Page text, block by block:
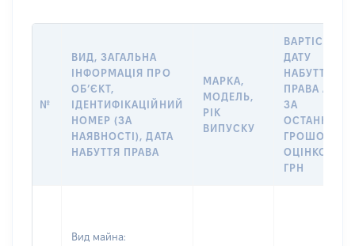
№
ВИД, ЗАГАЛЬНА
ІНФОРМАЦІЯ ПРО
ОБʼЄКТ,
ІДЕНТИФІКАЦІЙНИЙ
НОМЕР (ЗА
НАЯВНОСТІ), ДАТА
НАБУТТЯ ПРАВА
МАРКА,
МОДЕЛЬ,
РІК
ВИПУСКУ
ВАРТІСТЬ НА
ДАТУ
НАБУТТЯ
ПРАВА АБО
ЗА
ГРОШОВОЮ
ОЦІНКОЮ,
ГРН
Вид майна: